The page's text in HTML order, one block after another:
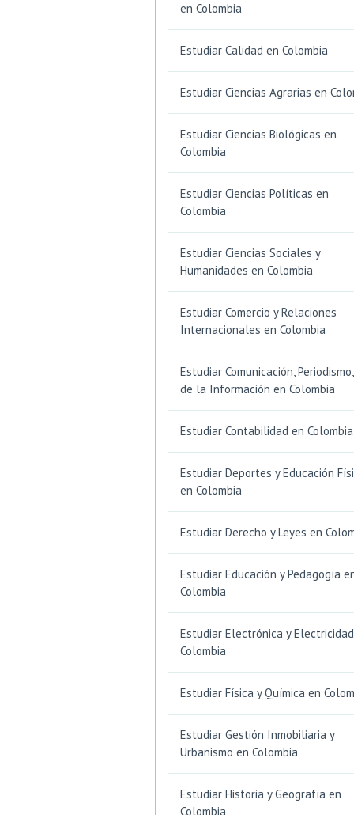
en Colombia
Estudiar Calidad en Colombia
Estudiar Ciencias Agrarias en
Estudiar Ciencias Biológicas en
Colombia
Estudiar Ciencias Políticas en
Colombia
Estudiar Ciencias Sociales y
Humanidades en Colombia
Estudiar Comercio y Relaciones
Internacionales en Colombia
Estudiar Comunicación,
de la Información en Colombia
Estudiar Contabilidad en Colombia
Estudiar Deportes y Educación
en Colombia
Estudiar Derecho y Leyes en
Estudiar Educación y Pedagogía
Colombia
Estudiar Electrónica y
Colombia
Estudiar Física y Química en
Estudiar Gestión Inmobiliaria y
Urbanismo en Colombia
Estudiar Historia y Geografía en
Colombia